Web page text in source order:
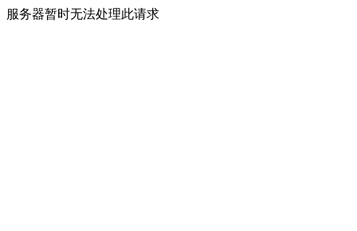
服务器暂时无法处理此请求